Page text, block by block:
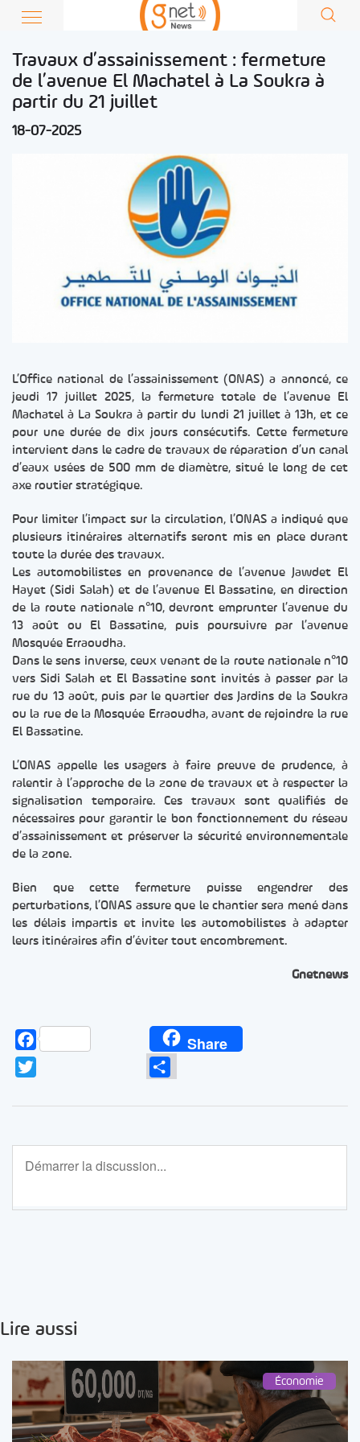
Travaux d’assainissement : fermeture
de l’avenue El Machatel à La Soukra à
partir du 21 juillet
18-07-2025
L’Office national de l’assainissement (ONAS) a annoncé, ce
jeudi 17 juillet 2025, la fermeture totale de l’avenue El
Machatel à La Soukra à partir du lundi 21 juillet à 13h, et ce
pour une durée de dix jours consécutifs. Cette fermeture
intervient dans le cadre de travaux de réparation d’un canal
d’eaux usées de 500 mm de diamètre, situé le long de cet
axe routier stratégique.
Pour limiter l’impact sur la circulation, l’ONAS a indiqué que
plusieurs itinéraires alternatifs seront mis en place durant
toute la durée des travaux.
Les automobilistes en provenance de l’avenue Jawdet El
Hayet (Sidi Salah) et de l’avenue El Bassatine, en direction
de la route nationale n°10, devront emprunter l’avenue du
13 août ou El Bassatine, puis poursuivre par l’avenue
Mosquée Erraoudha.
Dans le sens inverse, ceux venant de la route nationale n°10
vers Sidi Salah et El Bassatine sont invités à passer par la
rue du 13 août, puis par le quartier des Jardins de la Soukra
ou la rue de la Mosquée Erraoudha, avant de rejoindre la rue
El Bassatine.
L’ONAS appelle les usagers à faire preuve de prudence, à
ralentir à l’approche de la zone de travaux et à respecter la
signalisation temporaire. Ces travaux sont qualifiés de
nécessaires pour garantir le bon fonctionnement du réseau
d’assainissement et préserver la sécurité environnementale
de la zone.
Bien que cette fermeture puisse engendrer des
perturbations, l’ONAS assure que le chantier sera mené dans
les délais impartis et invite les automobilistes à adapter
leurs itinéraires afin d’éviter tout encombrement.
Gnetnews
Facebook Share
Lire aussi
Économie